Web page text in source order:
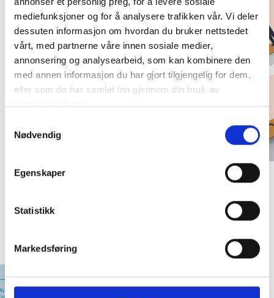
mediefunksjoner og for å analysere trafikken vår. Vi deler
dessuten informasjon om hvordan du bruker nettstedet
vårt, med partnerne våre innen sosiale medier,
annonsering og analysearbeid, som kan kombinere den
med annen informasjon du har gjort tilgjengelig for dem,
eller som de har samlet inn gjennom din bruk av
tjenestene deres.
Nødvendig
Egenskaper
Statistikk
Markedsføring
PENSJONSKASSEN FOR FYLKENE